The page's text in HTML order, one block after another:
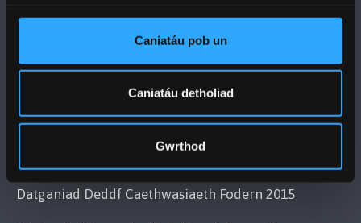
Caniatáu pob un
Caniatáu detholiad
Gwrthod
POLISI
Datganiad Deddf Caethwasiaeth Fodern 2015